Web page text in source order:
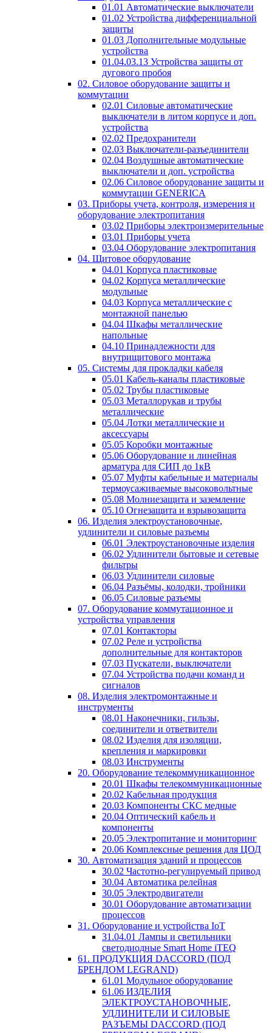
01.01 Автоматические выключатели
01.02 Устройства дифференциальной
защиты
01.03 Дополнительные модульные
устройства
01.04.03.13 Устройства защиты от
дугового пробоя
02. Силовое оборудование защиты и
коммутации
02.01 Силовые автоматические
выключатели в литом корпусе и доп.
устройства
02.02 Предохранители
02.03 Выключатели-разъединители
02.04 Воздушные автоматические
выключатели и доп. устройства
02.06 Силовое оборудование защиты и
коммутации GENERICA
03. Приборы учета, контроля, измерения и
оборудование электропитания
03.02 Приборы электроизмерительные
03.01 Приборы учета
03.04 Оборудование электропитания
04. Щитовое оборудование
04.01 Корпуса пластиковые
04.02 Корпуса металлические
модульные
04.03 Корпуса металлические с
монтажной панелью
04.04 Шкафы металлические
напольные
04.10 Принадлежности для
внутрищитового монтажа
05. Системы для прокладки кабеля
05.01 Кабель-каналы пластиковые
05.02 Трубы пластиковые
05.03 Металлорукав и трубы
металлические
05.04 Лотки металлические и
аксессуары
05.05 Коробки монтажные
05.06 Оборудование и линейная
арматура для СИП до 1кВ
05.07 Муфты кабельные и материалы
термоусаживаемые высоковольтные
05.08 Молниезащита и заземление
05.10 Огнезащита и взрывозащита
06. Изделия электроустановочные,
удлинители и силовые разъемы
06.01 Электроустановочные изделия
06.02 Удлинители бытовые и сетевые
фильтры
06.03 Удлинители силовые
06.04 Разъёмы, колодки, тройники
06.05 Силовые разъемы
07. Оборудование коммутационное и
устройства управления
07.01 Контакторы
07.02 Реле и устройства
дополнительные для контакторов
07.03 Пускатели, выключатели
07.04 Устройства подачи команд и
сигналов
08. Изделия электромонтажные и
инструменты
08.01 Наконечники, гильзы,
соединители и ответвители
08.02 Изделия для изоляции,
крепления и маркировки
08.03 Инструменты
20. Оборудование телекоммуникационное
20.01 Шкафы телекоммуникационные
20.02 Кабельная продукция
20.03 Компоненты СКС медные
20.04 Оптический кабель и
компоненты
20.05 Электропитание и мониторинг
20.06 Комплексные решения для ЦОД
30. Автоматизация зданий и процессов
30.02 Частотно-регулируемый привод
30.04 Автоматика релейная
30.05 Электродвигатели
30.01 Оборудование автоматизации
процессов
31. Оборудование и устройства IoT
31.04.01 Лампы и светильники
светодиодные Smart Home iTEQ
61. ПРОДУКЦИЯ DACCORD (ПОД
БРЕНДОМ LEGRAND)
61.01 Модульное оборудование
61.06 ИЗДЕЛИЯ
ЭЛЕКТРОУСТАНОВОЧНЫЕ,
УДЛИНИТЕЛИ И СИЛОВЫЕ
РАЗЪЕМЫ DACCORD (ПОД